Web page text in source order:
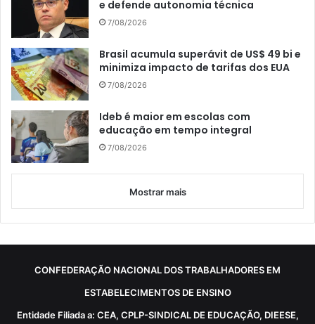
e defende autonomia técnica
7/08/2026
Brasil acumula superávit de US$ 49 bi e
minimiza impacto de tarifas dos EUA
7/08/2026
Ideb é maior em escolas com
educação em tempo integral
7/08/2026
Mostrar mais
CONFEDERAÇÃO NACIONAL DOS TRABALHADORES EM
ESTABELECIMENTOS DE ENSINO
Entidade Filiada a: CEA, CPLP-SINDICAL DE EDUCAÇÃO, DIEESE,